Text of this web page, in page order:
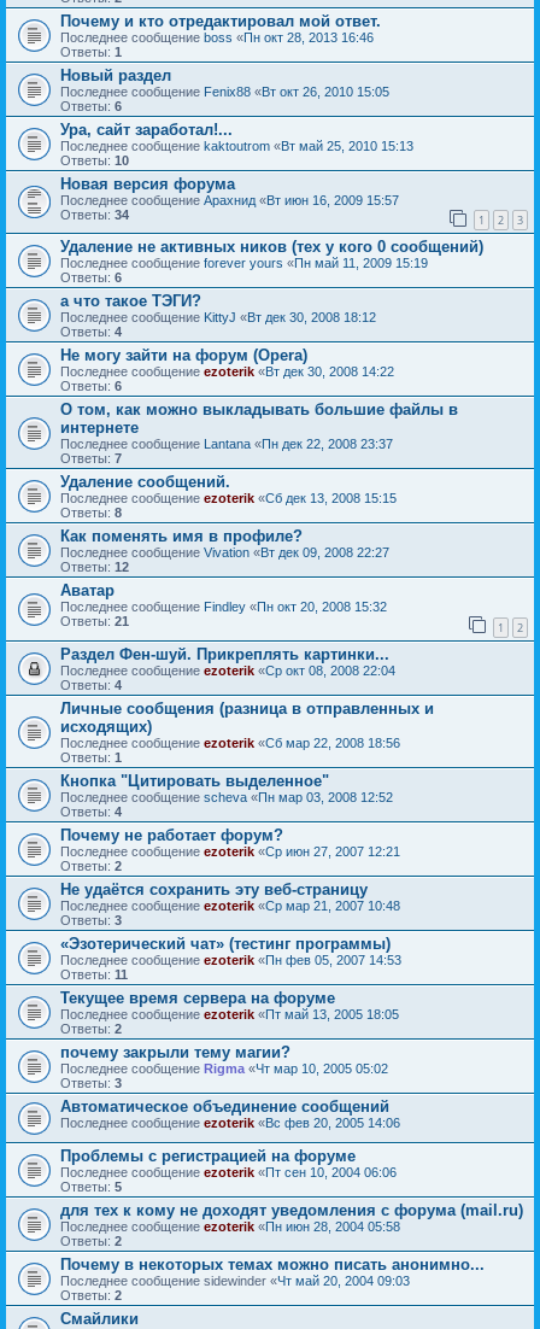
Почему и кто отредактировал мой ответ.
Последнее сообщение boss «Пн окт 28, 2013 16:46
Ответы: 1
Новый раздел
Последнее сообщение Fenix88 «Вт окт 26, 2010 15:05
Ответы: 6
Ура, сайт заработал!...
Последнее сообщение kaktoutrom «Вт май 25, 2010 15:13
Ответы: 10
Новая версия форума
Последнее сообщение Арахнид «Вт июн 16, 2009 15:57
Ответы: 34 1 2 3
Удаление не активных ников (тех у кого 0 сообщений)
Последнее сообщение forever yours «Пн май 11, 2009 15:19
Ответы: 6
а что такое ТЭГИ?
Последнее сообщение KittyJ «Вт дек 30, 2008 18:12
Ответы: 4
Не могу зайти на форум (Opera)
Последнее сообщение ezoterik «Вт дек 30, 2008 14:22
Ответы: 6
О том, как можно выкладывать большие файлы в
интернете
Последнее сообщение Lantana «Пн дек 22, 2008 23:37
Ответы: 7
Удаление сообщений.
Последнее сообщение ezoterik «Сб дек 13, 2008 15:15
Ответы: 8
Как поменять имя в профиле?
Последнее сообщение Vivation «Вт дек 09, 2008 22:27
Ответы: 12
Аватар
Последнее сообщение Findley «Пн окт 20, 2008 15:32
Ответы: 21 1 2
Раздел Фен-шуй. Прикреплять картинки...
Последнее сообщение ezoterik «Ср окт 08, 2008 22:04
Ответы: 4
Личные сообщения (разница в отправленных и
исходящих)
Последнее сообщение ezoterik «Сб мар 22, 2008 18:56
Ответы: 1
Кнопка "Цитировать выделенное"
Последнее сообщение sсheva «Пн мар 03, 2008 12:52
Ответы: 4
Почему не работает форум?
Последнее сообщение ezoterik «Ср июн 27, 2007 12:21
Ответы: 2
Не удаётся сохранить эту веб-страницу
Последнее сообщение ezoterik «Ср мар 21, 2007 10:48
Ответы: 3
«Эзотерический чат» (тестинг программы)
Последнее сообщение ezoterik «Пн фев 05, 2007 14:53
Ответы: 11
Текущее время сервера на форуме
Последнее сообщение ezoterik «Пт май 13, 2005 18:05
Ответы: 2
почему закрыли тему магии?
Последнее сообщение Rigma «Чт мар 10, 2005 05:02
Ответы: 3
Автоматическое объединение сообщений
Последнее сообщение ezoterik «Вс фев 20, 2005 14:06
Проблемы с регистрацией на форуме
Последнее сообщение ezoterik «Пт сен 10, 2004 06:06
Ответы: 5
для тех к кому не доходят уведомления с форума (mail.ru)
Последнее сообщение ezoterik «Пн июн 28, 2004 05:58
Ответы: 2
Почему в некоторых темах можно писать анонимно...
Последнее сообщение sidewinder «Чт май 20, 2004 09:03
Ответы: 2
Смайлики